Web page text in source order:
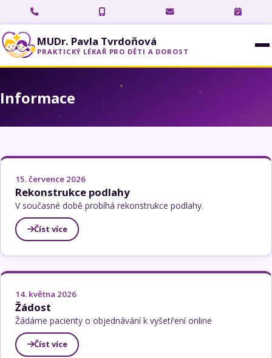
MUDr. Pavla Tvrdoňová
PRAKTICKÝ LÉKAŘ PRO DĚTI A DOROST
Informace
15. července 2026
Rekonstrukce podlahy
V současné době probíhá rekonstrukce podlahy.
Číst více
14. května 2026
Žádost
Žádáme pacienty o objednávání k vyšetření online
Číst více